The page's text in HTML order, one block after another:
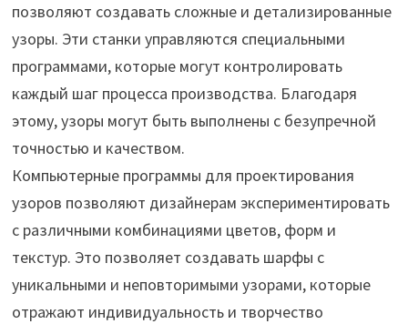
позволяют создавать сложные и детализированные
узоры. Эти станки управляются специальными
программами, которые могут контролировать
каждый шаг процесса производства. Благодаря
этому, узоры могут быть выполнены с безупречной
точностью и качеством.
Компьютерные программы для проектирования
узоров позволяют дизайнерам экспериментировать
с различными комбинациями цветов, форм и
текстур. Это позволяет создавать шарфы с
уникальными и неповторимыми узорами, которые
отражают индивидуальность и творчество